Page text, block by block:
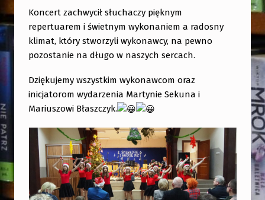
G
R
A
C
I
E
M
W
Koncert zachwycił słuchaczy pięknym
repertuarem i świetnym wykonaniem a radosny
klimat, który stworzyli wykonawcy, na pewno
pozostanie na długo w naszych sercach.
Dziękujemy wszystkim wykonawcom oraz
inicjatorom wydarzenia Martynie Sekuna i
Mariuszowi Błaszczyk.